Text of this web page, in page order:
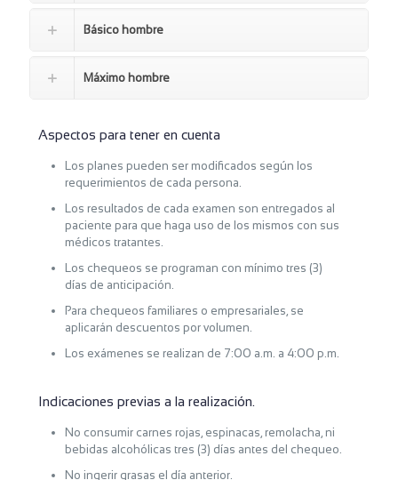
Máximo pediátrico
1.200.000
1 día - 7am a 4pm
Colesterol, creatinina, HDL, perfil glicémico, biirrubinas,
hemograma IV, uroanálisis,coprológico, sangre oculta en
heces, y triglicéridos
Pediatría, Nutrición, Odontología, Oftalmología, Ortopedia
Básico hombre
Máximo hombre
Aspectos para tener en cuenta
Los planes pueden ser modificados según los
requerimientos de cada persona.
Los resultados de cada examen son entregados al
paciente para que haga uso de los mismos con sus
médicos tratantes.
Los chequeos se programan con mínimo tres (3)
días de anticipación.
Para chequeos familiares o empresariales, se
aplicarán descuentos por volumen.
Los exámenes se realizan de 7:00 a.m. a 4:00 p.m.
Indicaciones previas a la realización.
No consumir carnes rojas, espinacas, remolacha, ni
bebidas alcohólicas tres (3) días antes del chequeo.
No ingerir grasas el día anterior.